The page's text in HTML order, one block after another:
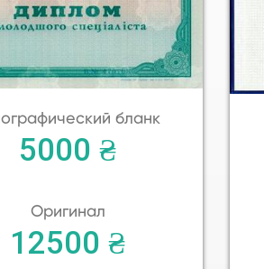
бланк
5000 ₴
Оригинал
12500 ₴